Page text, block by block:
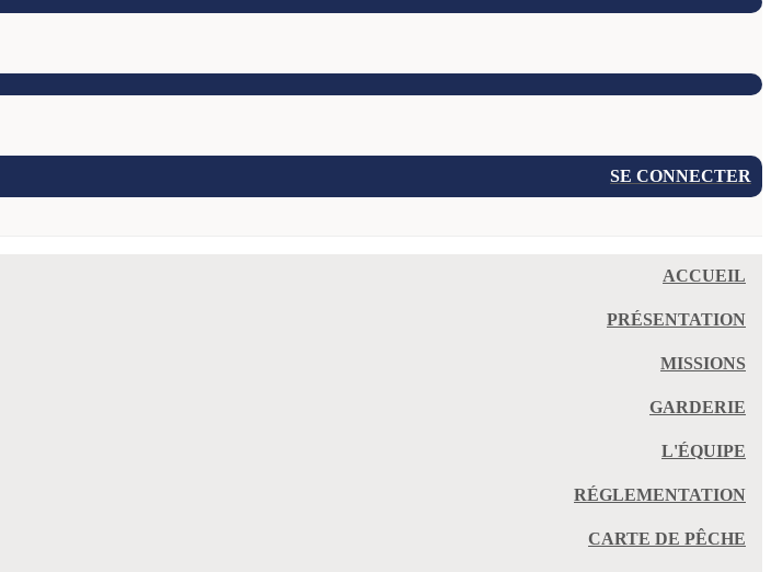
SE CONNECTER
ACCUEIL
PRÉSENTATION
MISSIONS
GARDERIE
L'ÉQUIPE
RÉGLEMENTATION
CARTE DE PÊCHE